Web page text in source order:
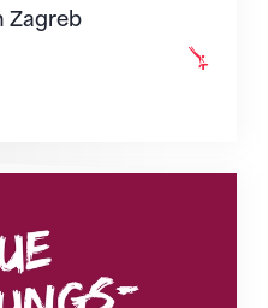
Zagreb
August 2026